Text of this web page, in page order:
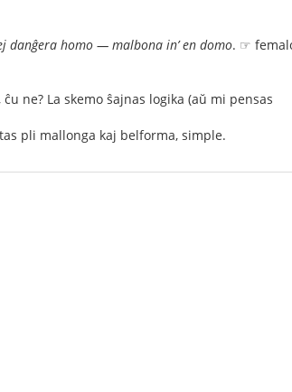
danĝera homo — malbona in’ en domo. ☞
ne? La skemo ŝajnas logika (aŭ mi pensas
pli mallonga kaj belforma, simple.